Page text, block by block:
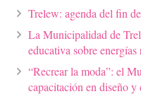
Trelew: agenda del fin
La Municipalidad de
educativa sobre
“Recrear la moda”: el
capacitación en diseño y